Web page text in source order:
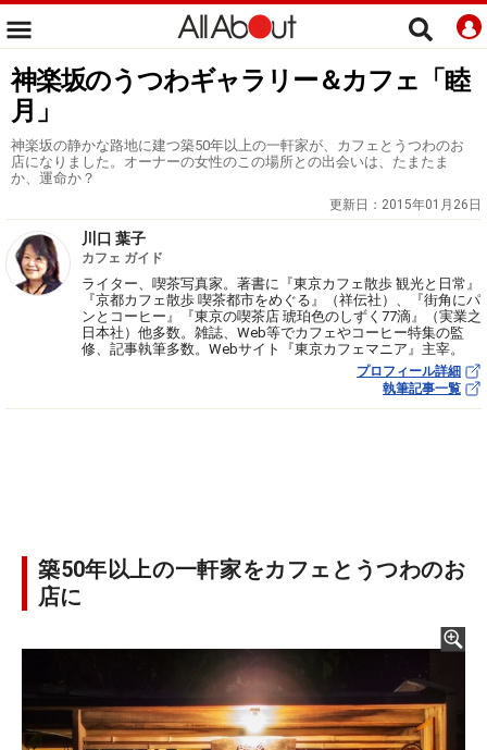
神楽坂のうつわギャラリー＆カフェ「睦
月」
神楽坂の静かな路地に建つ築50年以上の一軒家が、カフェとうつわのお
店になりました。オーナーの女性のこの場所との出会いは、たまたま
か、運命か？
更新日： 2015年01月26日
川口 葉子
カフェ ガイド
ライター、喫茶写真家。著書に『東京カフェ散歩 観光と日常』
『京都カフェ散歩 喫茶都市をめぐる』（祥伝社）、『街角にパ
ンとコーヒー』『東京の喫茶店 琥珀色のしずく77滴』（実業之
日本社）他多数。雑誌、Web等でカフェやコーヒー特集の監
修、記事執筆多数。Webサイト『東京カフェマニア』主宰。
プロフィール詳細
執筆記事一覧
築50年以上の一軒家をカフェとうつわのお
店に